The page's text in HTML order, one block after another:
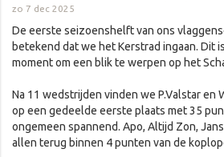
zo 7 dec 2025
De eerste seizoenshelft van ons
betekend dat we het Kerstrad ingaan. Dit
moment om een blik te werpen op het
Na 11 wedstrijden vinden we P.Valstar en
op een gedeelde eerste plaats met 35
ongemeen spannend. Apo, Altijd Zon,
allen terug binnen 4 punten van de